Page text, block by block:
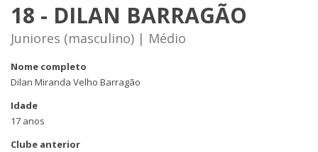
18 - DILAN BARRAGÃO
Juniores (masculino) | Médio
Nome completo
Dilan Miranda Velho Barragão
Idade
17 anos
Clube anterior